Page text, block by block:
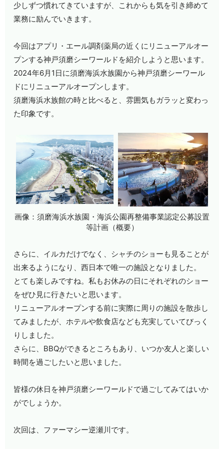
少しずつ慣れてきていますが、これからも気を引き締めて
業務に励んでいきます。
今回はアプリ・エール調剤薬局の近くにリニューアルオー
プンする神戸須磨シーワールドを紹介しようと思います。
2024年6月 1 日に須磨海浜水族園から神戸須磨シーワール
ドにリニューアルオープンします。
須磨海浜水族館の時と比べると、雰囲気もガラッと変わっ
た印象です。
画像：須磨海浜水族園・海浜公園再整備事業認定公募設置
等計画（概要）
さらに、イルカだけでなく、シャチのショーも見ることが
出来るようになり、西日本で唯一の施設となりました。
とても楽しみですね。私もお休みの日にそれぞれのショー
をぜひ見に行きたいと思います。
リニューアルオープンする前に実際に周りの施設を散歩し
てみましたが、ホテルや飲食店なども充実していてびっく
りしました。
さらに、 BBQができるところもあり、いつか友人と楽しい
時間を過ごしたいと思いました。
皆様の休日を神戸須磨シーワールドで過ごしてみてはいか
がでしょうか。
次回は、ファーマシー逆瀬川です。